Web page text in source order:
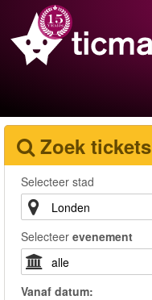
Zoek tickets
Selecteer stad
Selecteer evenement
Vanaf datum: